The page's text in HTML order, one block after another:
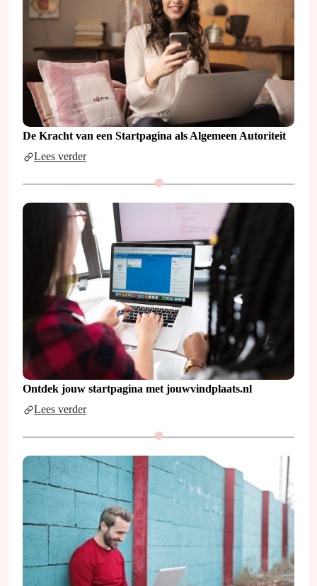
De Kracht van een Startpagina als Algemeen Autoriteit
Lees verder
Ontdek jouw startpagina met jouwvindplaats.nl
Lees verder